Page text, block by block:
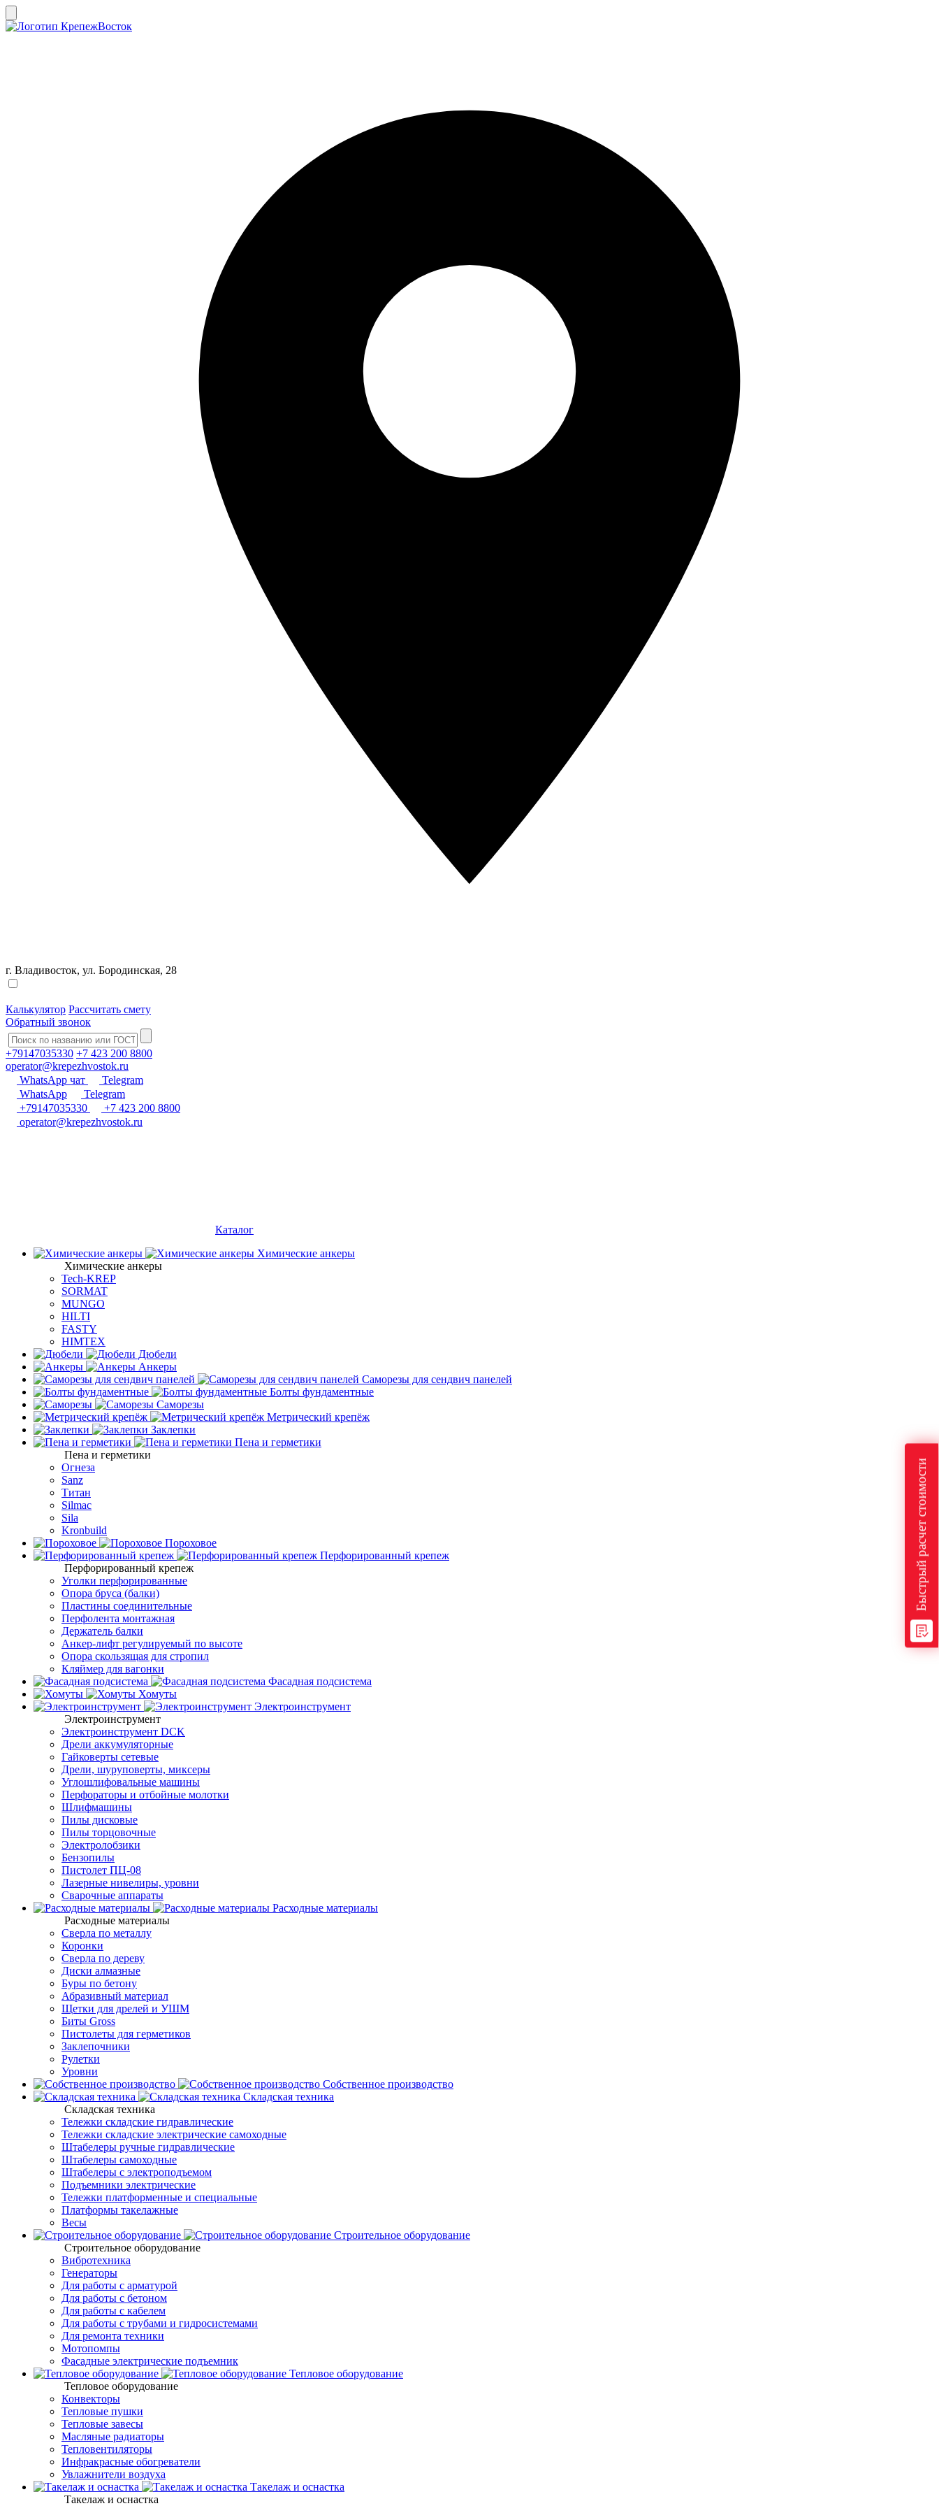
Быстрый расчет стоимости
г. Владивосток, ул. Бородинская, 28
Калькулятор Рассчитать смету
Обратный звонок
+79147035330 +7 423 200 8800
operator@krepezhvostok.ru
WhatsApp чат
Telegram
WhatsApp
Telegram
+79147035330
+7 423 200 8800
operator@krepezhvostok.ru
Каталог
Химические анкеры
Химические анкеры
Tech-KREP
SORMAT
MUNGO
HILTI
FASTY
HIMTEX
Дюбели
Анкеры
Саморезы для сендвич панелей
Болты фундаментные
Саморезы
Метрический крепёж
Заклепки
Пена и герметики
Пена и герметики
Огнеза
Sanz
Титан
Silmac
Sila
Kronbuild
Пороховое
Перфорированный крепеж
Перфорированный крепеж
Уголки перфорированные
Опора бруса (балки)
Пластины соединительные
Перфолента монтажная
Держатель балки
Анкер-лифт регулируемый по высоте
Опора скользящая для стропил
Кляймер для вагонки
Фасадная подсистема
Хомуты
Электроинструмент
Электроинструмент
Электроинструмент DCK
Дрели аккумуляторные
Гайковерты сетевые
Дрели, шуруповерты, миксеры
Углошлифовальные машины
Перфораторы и отбойные молотки
Шлифмашины
Пилы дисковые
Пилы торцовочные
Электролобзики
Бензопилы
Пистолет ПЦ-08
Лазерные нивелиры, уровни
Сварочные аппараты
Расходные материалы
Расходные материалы
Сверла по металлу
Коронки
Сверла по дереву
Диски алмазные
Буры по бетону
Абразивный материал
Щетки для дрелей и УШМ
Биты Gross
Пистолеты для герметиков
Заклепочники
Рулетки
Уровни
Собственное производство
Складская техника
Складская техника
Тележки складские гидравлические
Тележки складские электрические самоходные
Штабелеры ручные гидравлические
Штабелеры самоходные
Штабелеры с электроподъемом
Подъемники электрические
Тележки платформенные и специальные
Платформы такелажные
Весы
Строительное оборудование
Строительное оборудование
Вибротехника
Генераторы
Для работы с арматурой
Для работы с бетоном
Для работы с кабелем
Для работы с трубами и гидросистемами
Для ремонта техники
Мотопомпы
Фасадные электрические подъемник
Тепловое оборудование
Тепловое оборудование
Конвекторы
Тепловые пушки
Тепловые завесы
Масляные радиаторы
Тепловентиляторы
Инфракрасные обогреватели
Увлажнители воздуха
Такелаж и оснастка
Такелаж и оснастка